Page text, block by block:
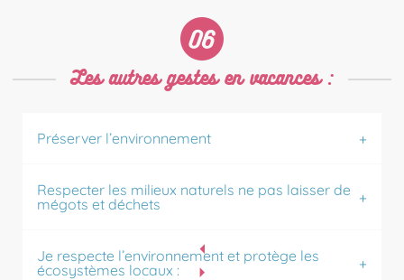
Les autres gestes en vacances :
Préserver l’environnement
Respecter les milieux naturels ne pas laisser de
mégots et déchets
Je respecte l’environnement et protège les
écosystèmes locaux :